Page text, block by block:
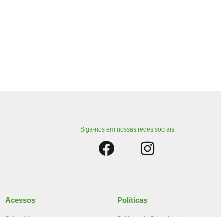
Siga-nos em nossas redes sociais
Acessos Políticas